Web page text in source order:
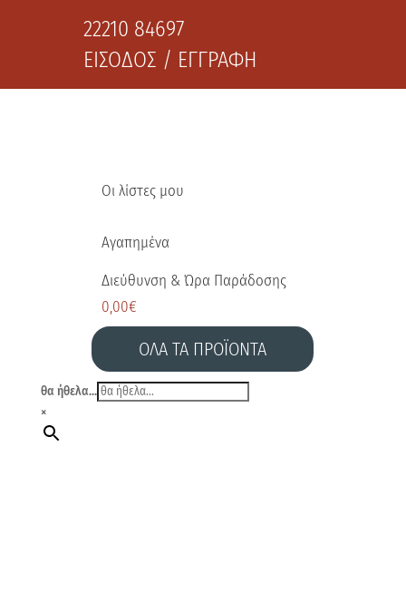
22210 84697
ΕΙΣΟΔΟΣ / ΕΓΓΡΑΦΗ
Οι λίστες μου
Αγαπημένα
Διεύθυνση & Ώρα Παράδοσης
0,00€
ΟΛΑ ΤΑ ΠΡΟΪΟΝΤΑ
θα ήθελα...
×